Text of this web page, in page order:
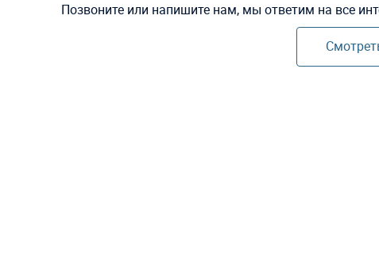
Позвоните или напишите нам, мы ответим на все